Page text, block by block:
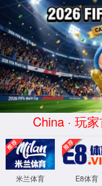
中国区|太阳
公司-官方网